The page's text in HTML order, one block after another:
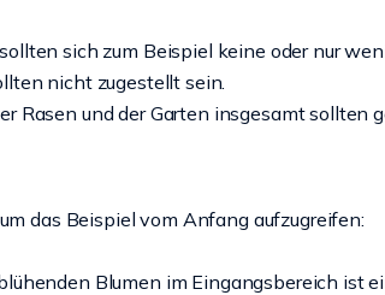
sich zum Beispiel keine oder nur
nicht zugestellt sein.
Rasen und der Garten insgesamt sollten
das Beispiel vom Anfang aufzugreifen:
Blumen im Eingangsbereich ist